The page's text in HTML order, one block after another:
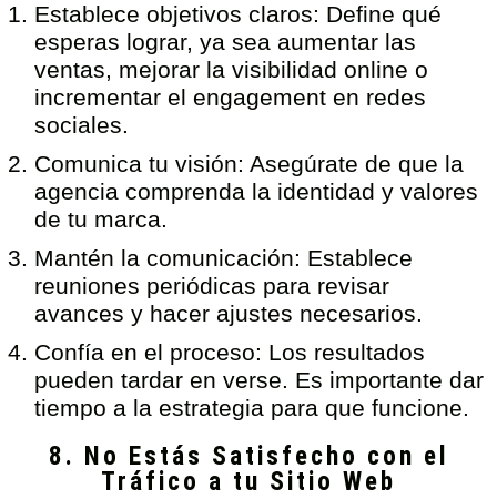
Establece objetivos claros: Define qué
esperas lograr, ya sea aumentar las
ventas, mejorar la visibilidad online o
incrementar el engagement en redes
sociales.
Comunica tu visión: Asegúrate de que la
agencia comprenda la identidad y valores
de tu marca.
Mantén la comunicación: Establece
reuniones periódicas para revisar
avances y hacer ajustes necesarios.
Confía en el proceso: Los resultados
pueden tardar en verse. Es importante dar
tiempo a la estrategia para que funcione.
8. No Estás Satisfecho con el
Tráfico a tu Sitio Web